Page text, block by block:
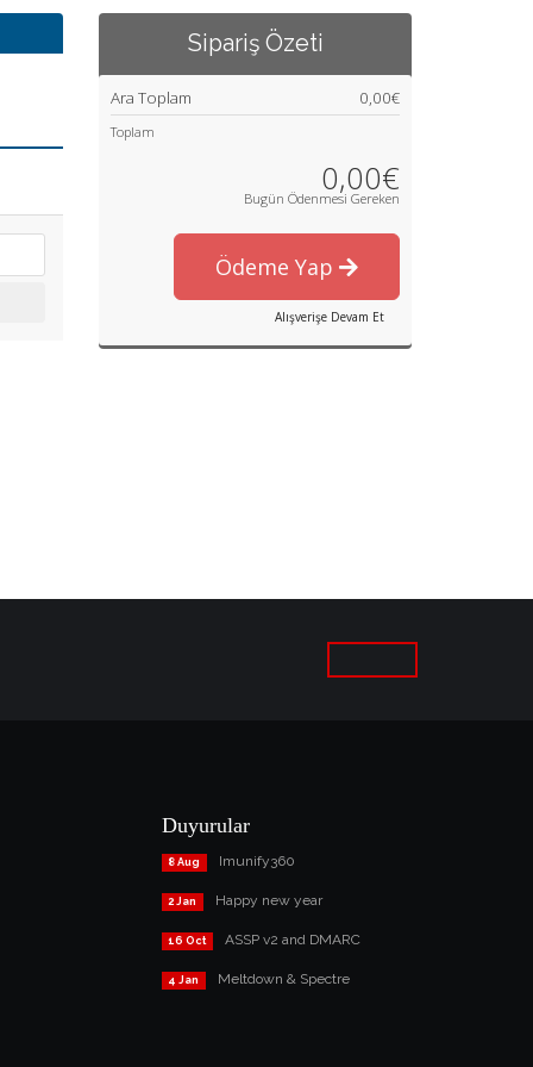
Sipariş Özeti
Ara Toplam 0,00€
Toplam
0,00€
Bugün Ödenmesi Gereken
Ödeme Yap
Alışverişe Devam Et
Duyurular
8 Aug Imunify360
2 Jan Happy new year
16 Oct ASSP v2 and DMARC
4 Jan Meltdown & Spectre